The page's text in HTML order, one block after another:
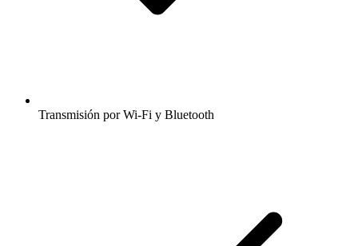
Transmisión por Wi-Fi y Bluetooth